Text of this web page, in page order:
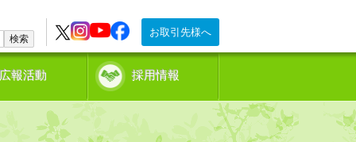
お取引先様へ
検索
報活動 採用情報